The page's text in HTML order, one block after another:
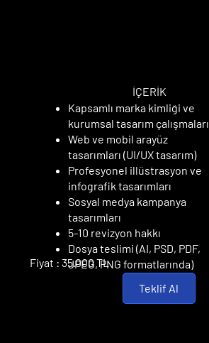
Kapsamlı marka kimliği ve
kurumsal tasarım çalışmaları
Web ve mobil arayüz
tasarımları (UI/UX tasarım)
Profesyonel illüstrasyon ve
infografik tasarımları
Sosyal medya kampanya
tasarımları
5-10 revizyon hakkı
Dosya teslimi (AI, PSD, PDF,
JPEG, PNG formatlarında)
İÇERİK
Fiyat : 35.000 TL
Teklif Al